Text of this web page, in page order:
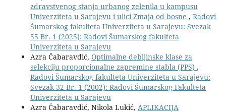
zdravstvenog stanja urbanog zelenila u kampusu
Univerziteta u Sarajevu i ulici Zmaja od bosne , Radovi
Šumarskog fakulteta Univerziteta u Sarajevu: Svezak
55 Br. 1 (2025): Radovi Šumarskog fakulteta
Univerziteta u Sarajevu
Azra Čabaravdić, Optimalne debljinske klase za
selekciju proporcionalne zapremine stabla (PPS) ,
Radovi Šumarskog fakulteta Univerziteta u Sarajevu:
Svezak 32 Br. 1 (2002): Radovi Šumarskog Fakulteta
Univerziteta u Sarajevu
Azra Čabaravdić, Nikola Lukić, APLIKACIJA